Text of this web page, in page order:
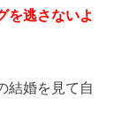
を逃さないよ
結婚を見て自